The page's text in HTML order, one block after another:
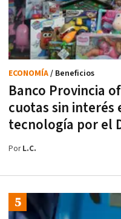
Banco Provincia
cuotas sin interés
tecnología por el
ECONOMÍA/ Beneficios
PorL.C.